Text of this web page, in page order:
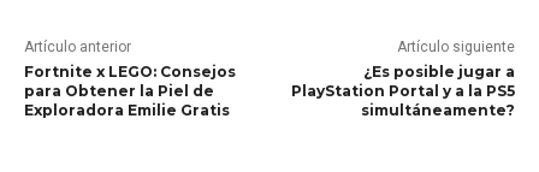
Artículo anterior
Fortnite x LEGO: Consejos
para Obtener la Piel de
Exploradora Emilie Gratis
Artículo siguiente
¿Es posible jugar a
PlayStation Portal y a la PS5
simultáneamente?